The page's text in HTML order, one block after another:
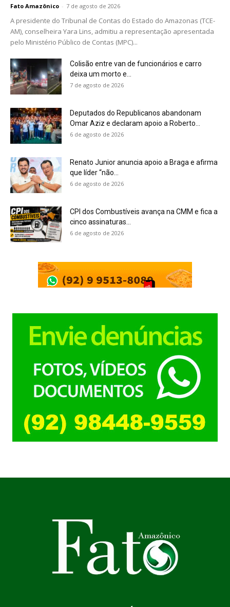
Fato Amazônico - 7 de agosto de 2026
A presidente do Tribunal de Contas do Estado do Amazonas (TCE-
AM), conselheira Yara Lins, admitiu a representação apresentada
pelo Ministério Público de Contas (MPC)...
Colisão entre van de funcionários e carro
deixa um morto e...
7 de agosto de 2026
Deputados do Republicanos abandonam
Omar Aziz e declaram apoio a Roberto...
6 de agosto de 2026
Renato Junior anuncia apoio a Braga e afirma
que líder “não...
6 de agosto de 2026
CPI dos Combustíveis avança na CMM e fica a
cinco assinaturas...
6 de agosto de 2026